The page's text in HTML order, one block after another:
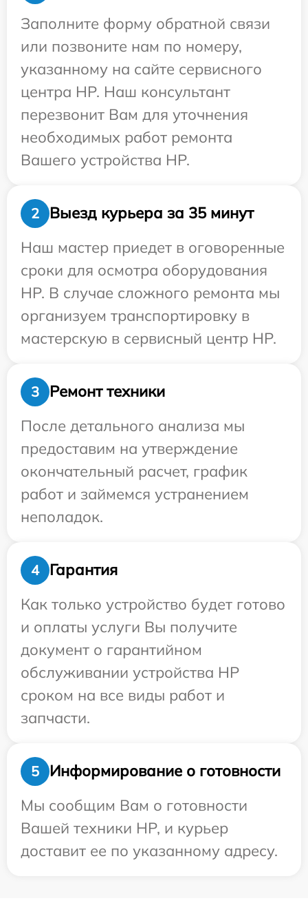
Заполните форму обратной связи
или позвоните нам по номеру,
указанному на сайте сервисного
центра HP. Наш консультант
перезвонит Вам для уточнения
необходимых работ ремонта
Вашего устройства HP.
2
Выезд курьера за 35 минут
Наш мастер приедет в оговоренные
сроки для осмотра оборудования
HP. В случае сложного ремонта мы
организуем транспортировку в
мастерскую в сервисный центр HP.
3
Ремонт техники
После детального анализа мы
предоставим на утверждение
окончательный расчет, график
работ и займемся устранением
неполадок.
4
Гарантия
Как только устройство будет готово
и оплаты услуги Вы получите
документ о гарантийном
обслуживании устройства HP
сроком на все виды работ и
запчасти.
5
Информирование о готовности
Мы сообщим Вам о готовности
Вашей техники HP, и курьер
доставит ее по указанному адресу.